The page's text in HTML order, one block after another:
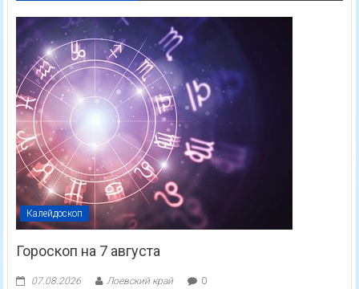
Калейдоскоп
Гороскоп на 7 августа
07.08.2026 Лоевский край 0